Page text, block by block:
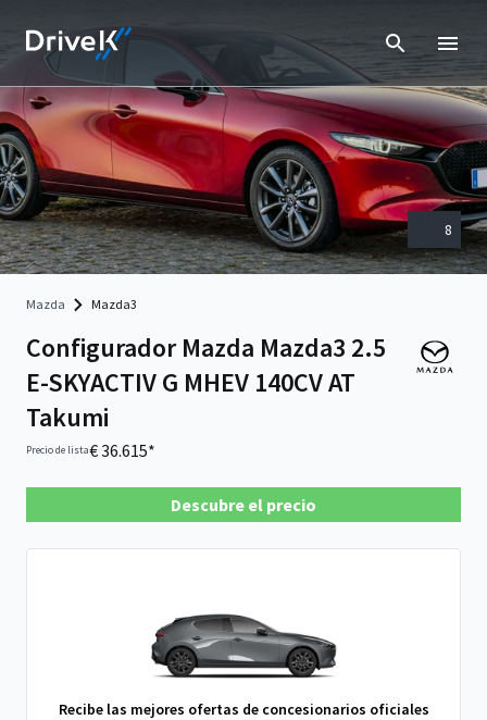
8
Mazda Mazda3
Configurador Mazda Mazda3 2.5
E-SKYACTIV G MHEV 140CV AT
Takumi
Precio de lista€ 36.615*
Descubre el precio
Recibe las mejores ofertas de concesionarios oficiales